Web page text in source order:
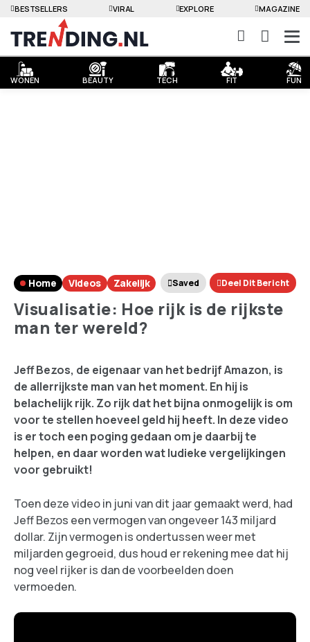
WONEN BEAUTY TECH FIT FUN
BESTSELLERS VIRAL EXPLORE MAGAZINE
Home Videos Zakelijk Saved Deel Dit Bericht
Visualisatie: Hoe rijk is de rijkste
man ter wereld?
Jeff Bezos, de eigenaar van het bedrijf Amazon, is
de allerrijkste man van het moment. En hij is
belachelijk rijk. Zo rijk dat het bijna onmogelijk is om
voor te stellen hoeveel geld hij heeft. In deze video
is er toch een poging gedaan om je daarbij te
helpen, en daar worden wat ludieke vergelijkingen
voor gebruikt!
Toen deze video in juni van dit jaar gemaakt werd, had
Jeff Bezos een vermogen van ongeveer 143 miljard
dollar. Zijn vermogen is ondertussen weer met
miljarden gegroeid, dus houd er rekening mee dat hij
nog veel rijker is dan de voorbeelden doen
vermoeden.